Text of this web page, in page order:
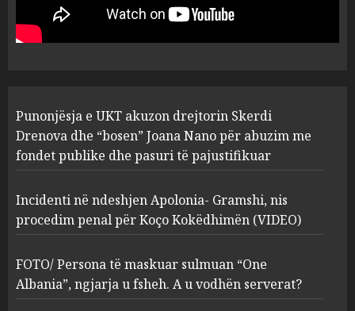
1
“bosen” Joana Nano për
abuzim me fondet publike dhe
pasuri të pajustifikuar
2
Apolonia- Gramshi, nis
procedim penal për Koço
Kokëdhimën (VIDEO)
MARCH 27, 2025
3
FOTO/ Persona të maskuar
sulmuan “One Albania”,
ngjarja u fsheh. A u vodhën
serverat?
MARCH 25, 2025
Punonjësja e UKT akuzon drejtorin Skerdi
Drenova dhe “bosen” Joana Nano për abuzim me
fondet publike dhe pasuri të pajustifikuar
Incidenti në ndeshjen Apolonia- Gramshi, nis
procedim penal për Koço Kokëdhimën (VIDEO)
FOTO/ Persona të maskuar sulmuan “One
Albania”, ngjarja u fsheh. A u vodhën serverat?